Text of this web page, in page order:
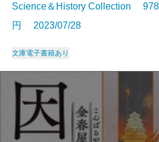
Science＆History Collection
円 2023/07/28
文庫電子書籍あり